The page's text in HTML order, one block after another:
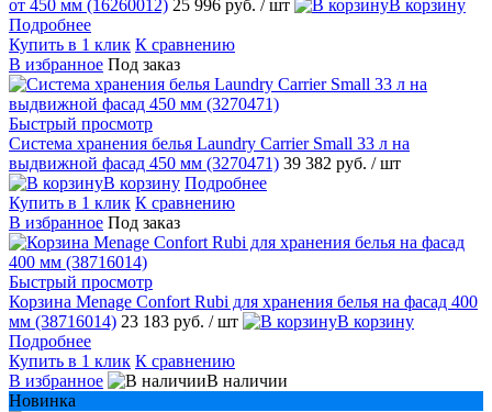
от 450 мм (16260012) 25 996 руб. / шт
В корзину
Подробнее
Купить в 1 клик К сравнению
В избранное Под заказ
Быстрый просмотр
Система хранения белья Laundry Carrier Small 33 л на
выдвижной фасад 450 мм (3270471) 39 382 руб. / шт
В корзину Подробнее
Купить в 1 клик К сравнению
В избранное Под заказ
Быстрый просмотр
Корзина Menage Confort Rubi для хранения белья на фасад 400
мм (38716014) 23 183 руб. / шт
В корзину
Подробнее
Купить в 1 клик К сравнению
В избранное
В наличии
Новинка